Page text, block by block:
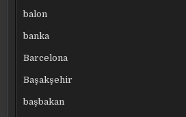
balon
banka
Barcelona
Başakşehir
başbakan